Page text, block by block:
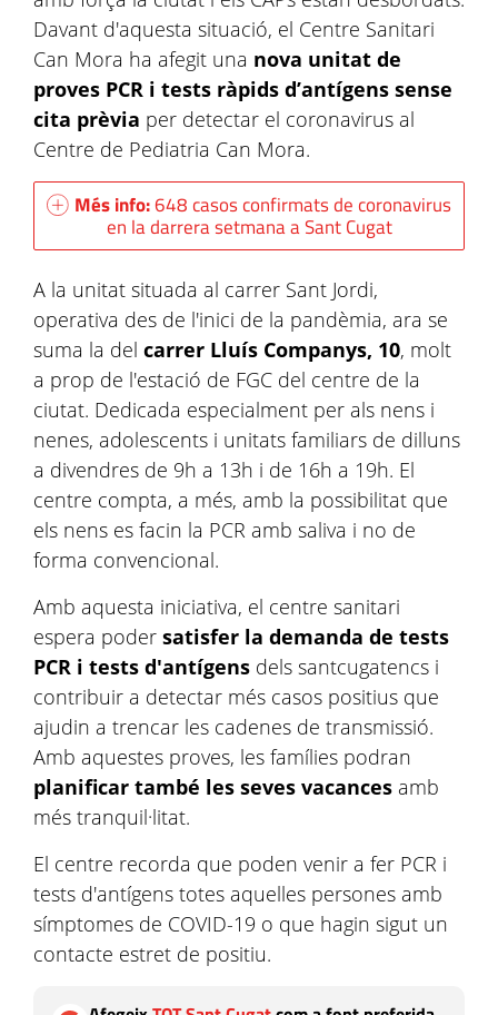
Davant d'aquesta situació, el Centre Sanitari
Can Mora ha afegit una nova unitat de
proves PCR i tests ràpids d’antígens sense
cita prèvia per detectar el coronavirus al
Centre de Pediatria Can Mora.
Més info:648 casos confirmats de coronavirus
en la darrera setmana a Sant Cugat
A la unitat situada al carrer Sant Jordi,
operativa des de l'inici de la pandèmia, ara se
suma la del carrer Lluís Companys, 10, molt
a prop de l'estació de FGC del centre de la
ciutat. Dedicada especialment per als nens i
nenes, adolescents i unitats familiars de dilluns
a divendres de 9h a 13h i de 16h a 19h. El
centre compta, a més, amb la possibilitat que
els nens es facin la PCR amb saliva i no de
forma convencional.
Amb aquesta iniciativa, el centre sanitari
espera poder satisfer la demanda de tests
PCR i tests d'antígens dels santcugatencs i
contribuir a detectar més casos positius que
ajudin a trencar les cadenes de transmissió.
Amb aquestes proves, les famílies podran
planificar també les seves vacances amb
més tranquil·litat.
El centre recorda que poden venir a fer PCR i
tests d'antígens totes aquelles persones amb
símptomes de COVID-19 o que hagin sigut un
contacte estret de positiu.